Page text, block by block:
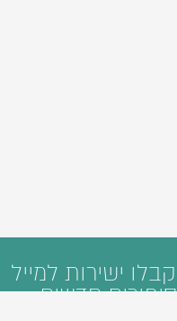
ישירות למייל
חדשים: